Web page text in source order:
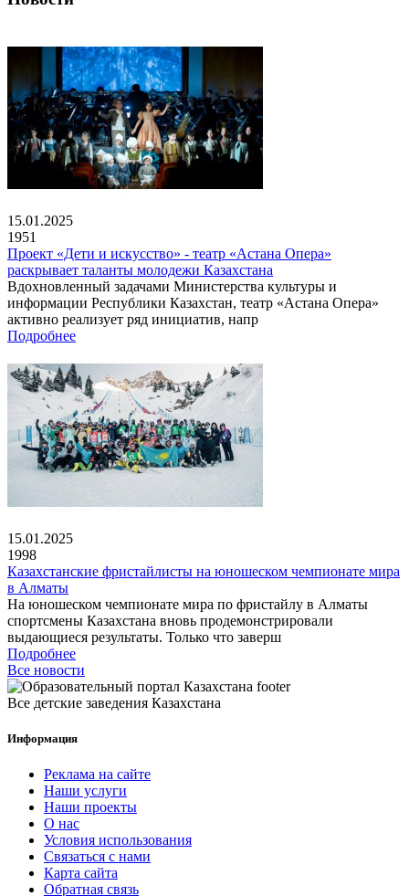
15.01.2025
1951
Проект «Дети и искусство» - театр «Астана Опера»
раскрывает таланты молодежи Казахстана
Вдохновленный задачами Министерства культуры и
информации Республики Казахстан, театр «Астана Опера»
активно реализует ряд инициатив, напр
Подробнее
15.01.2025
1998
Казахстанские фристайлисты на юношеском чемпионате мира
в Алматы
На юношеском чемпионате мира по фристайлу в Алматы
спортсмены Казахстана вновь продемонстрировали
выдающиеся результаты. Только что заверш
Подробнее
Все новости
Все детские заведения Казахстана
Информация
Реклама на сайте
Наши услуги
Наши проекты
О нас
Условия использования
Связаться с нами
Карта сайта
Обратная связь